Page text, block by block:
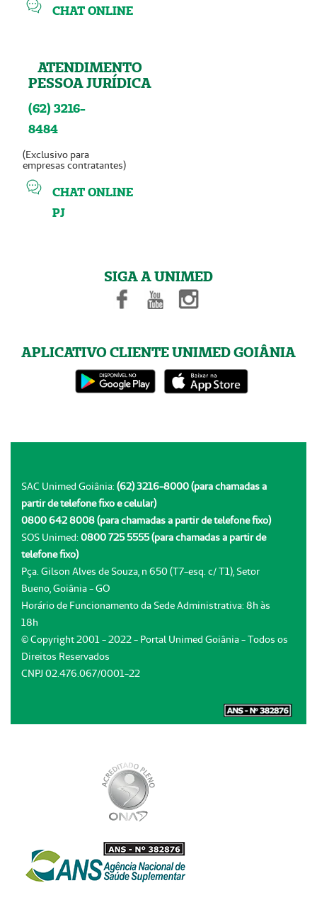
CHAT ONLINE
ATENDIMENTO
PESSOA JURÍDICA
(62) 3216-
8484
(Exclusivo para
empresas contratantes)
CHAT ONLINE
PJ
SIGA A UNIMED
APLICATIVO CLIENTE UNIMED GOIÂNIA
SAC Unimed Goiânia: (62) 3216-8000 (para chamadas a
partir de telefone fixo e celular)
0800 642 8008 (para chamadas a partir de telefone fixo)
SOS Unimed: 0800 725 5555 (para chamadas a partir de
telefone fixo)
Pça. Gilson Alves de Souza, n 650 (T7-esq. c/ T1), Setor
Bueno, Goiânia - GO
Horário de Funcionamento da Sede Administrativa: 8h às
18h
© Copyright 2001 - 2022 - Portal Unimed Goiânia - Todos os
Direitos Reservados
CNPJ 02.476.067/0001-22